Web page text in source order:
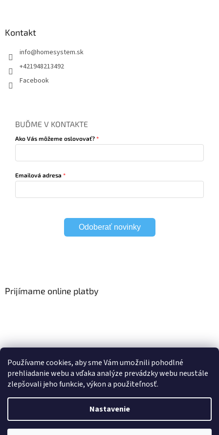
Používame cookies, aby sme Vám umožnili pohodlné
prehliadanie webu a vďaka analýze prevádzky webu neustále
zlepšovali jeho funkcie, výkon a použiteľnosť.
Nastavenie
Kontakt
info@homesystem.sk
+421948213492
Facebook
BUĎME V KONTAKTE
Ako Vás môžeme oslovovať?
Emailová adresa
Odoberať novinky
Prijímame online platby
Copyright 2026HomeSystem.sk. Všetky práva vyhradené.Upraviť